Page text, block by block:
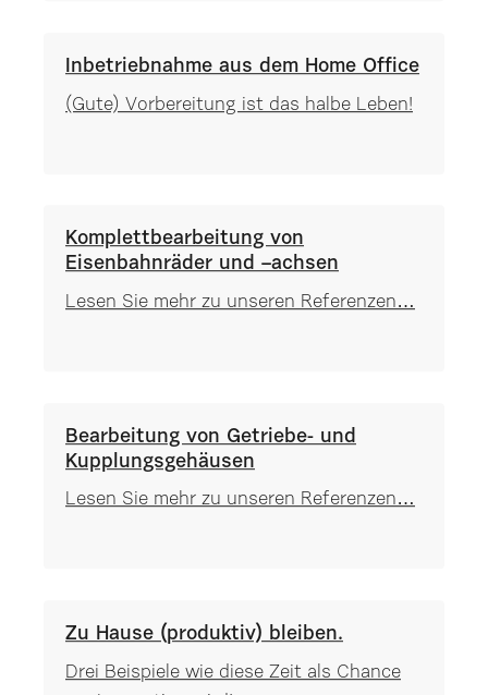
Inbetriebnahme aus dem Home Office
(Gute) Vorbereitung ist das halbe Leben!
Komplettbearbeitung von
Eisenbahnräder und –achsen
Lesen Sie mehr zu unseren Referenzen…
Bearbeitung von Getriebe- und
Kupplungsgehäusen
Lesen Sie mehr zu unseren Referenzen…
Zu Hause (produktiv) bleiben.
Drei Beispiele wie diese Zeit als Chance